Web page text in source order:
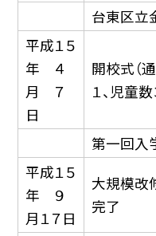
台東区立
平成１５
年 ４
月 ７
日
開校式（
１、児童数
第一回入
平成１５
年 ９
月１７日
大規模改
完了